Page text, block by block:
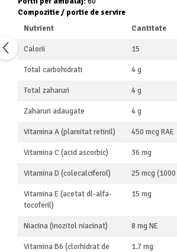
Cătină
Chlorella
Colina
Electroliti
Compozitie / portie de servire
Nutrient
Cantitate
Calorii 15
Total carbohidrati 4 g
Total zaharuri 4 g
Zaharuri adaugate 4 g
Vitamina A (plamitat retinil) 450 mcg RAE
Vitamina C (acid ascorbic) 36 mg
Vitamina D (colecalciferol) 25 mcg (1000
Vitamina E (acetat dl-alfa-
tocoferil)
15 mg
Niacina (inozitol niacinat) 8 mg NE
Vitamina B6 (clorhidrat de
1.7 mg